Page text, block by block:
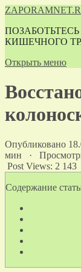
КИШЕЧНОГО
Открыть меню
Опубликовано
мин ·
Post Views: 2 143
Содержание